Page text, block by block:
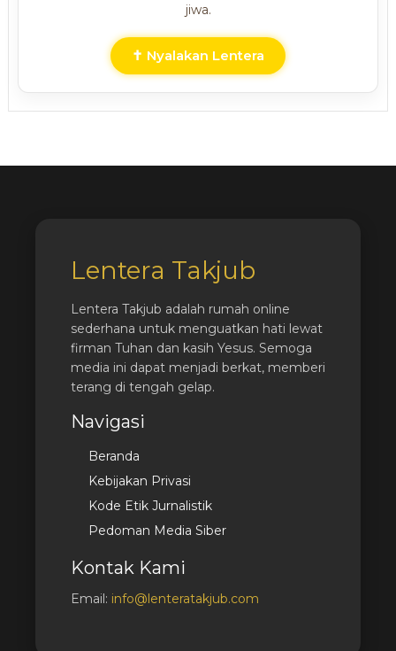
jiwa.
✝ Nyalakan Lentera
Lentera Takjub
Lentera Takjub adalah rumah online
sederhana untuk menguatkan hati lewat
firman Tuhan dan kasih Yesus. Semoga
media ini dapat menjadi berkat, memberi
terang di tengah gelap.
Navigasi
Beranda
Kebijakan Privasi
Kode Etik Jurnalistik
Pedoman Media Siber
Kontak Kami
Email: info@lenteratakjub.com